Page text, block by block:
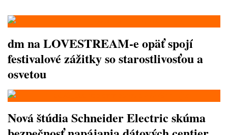
dm na LOVESTREAM-e opäť spojí
festivalové zážitky so starostlivosťou a
osvetou
Nová štúdia Schneider Electric skúma